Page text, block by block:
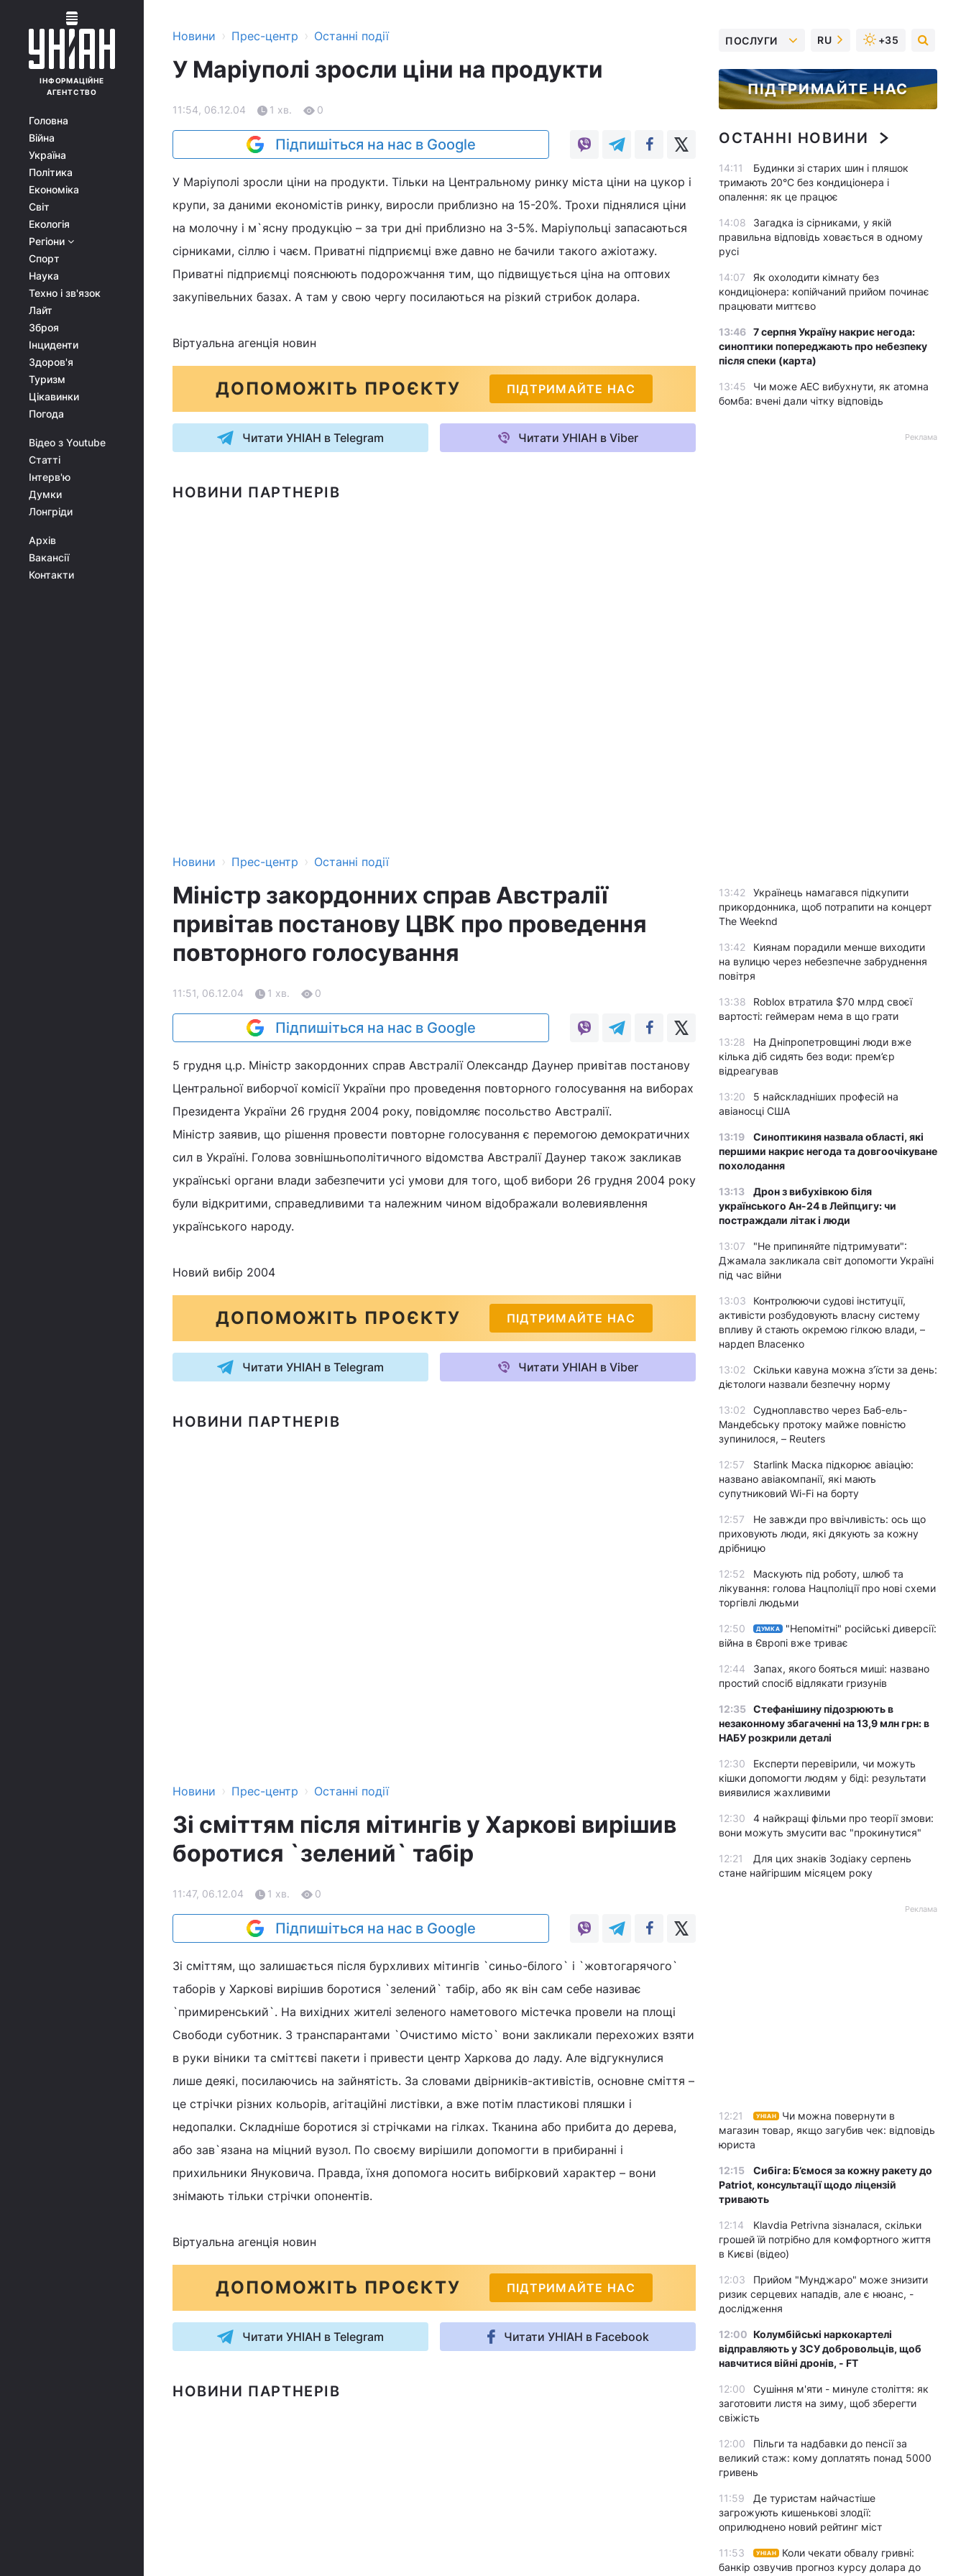
ІНФОРМАЦІЙНЕ
АГЕНТСТВО
Головна
Війна
Україна
Політика
Економіка
Світ
Екологія
Регіони
Спорт
Наука
Техно і зв'язок
Лайт
Зброя
Інциденти
Здоров'я
Туризм
Цікавинки
Погода
Відео з Youtube
Статті
Інтерв'ю
Думки
Лонгріди
Архів
Вакансії
Контакти
Новини › Прес-центр › Останні події
У Маріуполі зросли ціни на продукти
11:54, 06.12.04 1 хв. 0
Підпишіться на нас в Google
У Маріуполі зросли ціни на продукти. Тільки на Центральному ринку міста ціни на цукор і
крупи, за даними економістів ринку, виросли приблизно на 15-20%. Трохи піднялися ціни
на молочну і м`ясну продукцію – за три дні приблизно на 3-5%. Маріупольці запасаються
сірниками, сіллю і чаєм. Приватні підприємці вже давно не бачили такого ажіотажу.
Приватні підприємці пояснюють подорожчання тим, що підвищується ціна на оптових
закупівельних базах. А там у свою чергу посилаються на різкий стрибок долара.
Віртуальна агенція новин
ДОПОМОЖІТЬ ПРОЄКТУ ПІДТРИМАЙТЕ НАС
Читати УНІАН в Telegram Читати УНІАН в Viber
НОВИНИ ПАРТНЕРІВ
Новини › Прес-центр › Останні події
Міністр закордонних справ Австралії
привітав постанову ЦВК про проведення
повторного голосування
11:51, 06.12.04 1 хв. 0
Підпишіться на нас в Google
5 грудня ц.р. Міністр закордонних справ Австралії Олександр Даунер привітав постанову
Центральної виборчої комісії України про проведення повторного голосування на виборах
Президента України 26 грудня 2004 року, повідомляє посольство Австралії.
Міністр заявив, що рішення провести повторне голосування є перемогою демократичних
сил в Україні. Голова зовнішньополітичного відомства Австралії Даунер також закликав
українські органи влади забезпечити усі умови для того, щоб вибори 26 грудня 2004 року
були відкритими, справедливими та належним чином відображали волевиявлення
українського народу.
Новий вибір 2004
ДОПОМОЖІТЬ ПРОЄКТУ ПІДТРИМАЙТЕ НАС
Читати УНІАН в Telegram Читати УНІАН в Viber
НОВИНИ ПАРТНЕРІВ
Новини › Прес-центр › Останні події
Зі сміттям після мітингів у Харкові вирішив
боротися `зелений` табір
11:47, 06.12.04 1 хв. 0
Підпишіться на нас в Google
Зі сміттям, що залишається після бурхливих мітингів `синьо-білого` і `жовтогарячого`
таборів у Харкові вирішив боротися `зелений` табір, або як він сам себе називає
`примиренський`. На вихідних жителі зеленого наметового містечка провели на площі
Свободи суботник. З транспарантами `Очистимо місто` вони закликали перехожих взяти
в руки віники та сміттєві пакети і привести центр Харкова до ладу. Але відгукнулися
лише деякі, посилаючись на зайнятість. За словами двірників-активістів, основне сміття –
це стрічки різних кольорів, агітаційні листівки, а вже потім пластикові пляшки і
недопалки. Складніше боротися зі стрічками на гілках. Тканина або прибита до дерева,
або зав`язана на міцний вузол. По своєму вирішили допомогти в прибиранні і
прихильники Януковича. Правда, їхня допомога носить вибірковий характер – вони
знімають тільки стрічки опонентів.
Віртуальна агенція новин
ДОПОМОЖІТЬ ПРОЄКТУ ПІДТРИМАЙТЕ НАС
Читати УНІАН в Telegram Читати УНІАН в Facebook
НОВИНИ ПАРТНЕРІВ
ПОСЛУГИ RU +35
ПІДТРИМАЙТЕ НАС
ОСТАННІ НОВИНИ
14:11
Будинки зі старих шин і пляшок
тримають 20°C без кондиціонера і
опалення: як це працює
14:08
Загадка із сірниками, у якій
правильна відповідь ховається в одному
русі
14:07
Як охолодити кімнату без
кондиціонера: копійчаний прийом починає
працювати миттєво
13:46 7 серпня Україну накриє негода:
синоптики попереджають про небезпеку
після спеки (карта)
13:45
Чи може АЕС вибухнути, як атомна
бомба: вчені дали чітку відповідь
Реклама
13:42
Українець намагався підкупити
прикордонника, щоб потрапити на концерт
The Weeknd
13:42
Киянам порадили менше виходити
на вулицю через небезпечне забруднення
повітря
13:38
Roblox втратила $70 млрд своєї
вартості: геймерам нема в що грати
13:28
На Дніпропетровщині люди вже
кілька діб сидять без води: прем’єр
відреагував
13:20
5 найскладніших професій на
авіаносці США
13:19
Синоптикиня назвала області, які
першими накриє негода та довгоочікуване
похолодання
13:13
Дрон з вибухівкою біля
українського Ан-24 в Лейпцигу: чи
постраждали літак і люди
13:07
"Не припиняйте підтримувати":
Джамала закликала світ допомогти Україні
під час війни
13:03
Контролюючи судові інституції,
активісти розбудовують власну систему
впливу й стають окремою гілкою влади, –
нардеп Власенко
13:02
Скільки кавуна можна з’їсти за день:
дієтологи назвали безпечну норму
13:02
Судноплавство через Баб-ель-
Мандебську протоку майже повністю
зупинилося, – Reuters
12:57
Starlink Маска підкорює авіацію:
названо авіакомпанії, які мають
супутниковий Wi-Fi на борту
12:57
Не завжди про ввічливість: ось що
приховують люди, які дякують за кожну
дрібницю
12:52
Маскують під роботу, шлюб та
лікування: голова Нацполіції про нові схеми
торгівлі людьми
12:50 ДУМКА
"Непомітні" російські диверсії:
війна в Європі вже триває
12:44
Запах, якого бояться миші: названо
простий спосіб відлякати гризунів
12:35 Стефанішину підозрюють в
незаконному збагаченні на 13,9 млн грн: в
НАБУ розкрили деталі
12:30
Експерти перевірили, чи можуть
кішки допомогти людям у біді: результати
виявилися жахливими
12:30
4 найкращі фільми про теорії змови:
вони можуть змусити вас "прокинутися"
12:21
Для цих знаків Зодіаку серпень
стане найгіршим місяцем року
Реклама
12:21 УНІАН
Чи можна повернути в
магазин товар, якщо загубив чек: відповідь
юриста
12:15
Сибіга: Б’ємося за кожну ракету до
Patriot, консультації щодо ліцензій
тривають
12:14
Klavdia Petrivna зізналася, скільки
грошей їй потрібно для комфортного життя
в Києві (відео)
12:03
Прийом "Мунджаро" може знизити
ризик серцевих нападів, але є нюанс, -
дослідження
12:00 Колумбійські наркокартелі
відправляють у ЗСУ добровольців, щоб
навчитися війні дронів, - FT
12:00
Сушіння м'яти - минуле століття: як
заготовити листя на зиму, щоб зберегти
свіжість
12:00
Пільги та надбавки до пенсії за
великий стаж: кому доплатять понад 5000
гривень
11:59
Де туристам найчастіше
загрожують кишенькові злодії:
оприлюднено новий рейтинг міст
11:53 УНІАН
Коли чекати обвалу гривні:
банкір озвучив прогноз курсу долара до